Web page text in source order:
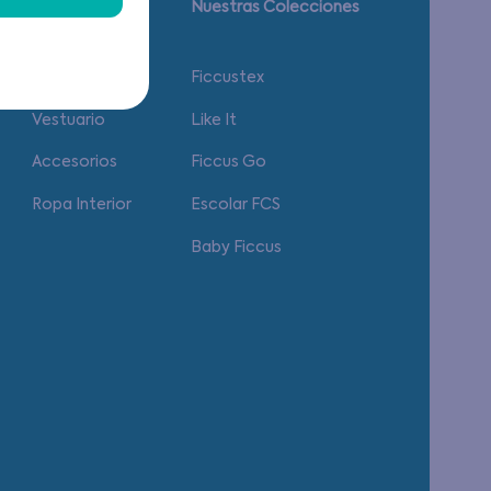
Guía de tallas.
Vestuario
Accesorios
Ropa Interior
Nuestras Colecciones
Ficcustex
Like It
Ficcus Go
Escolar FCS
Baby Ficcus